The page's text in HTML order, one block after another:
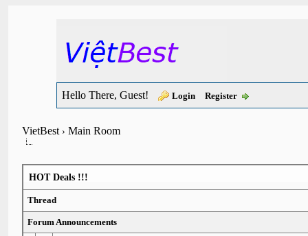
Hello There, Guest! Login Register
VietBest›Main Room
HOT Deals !!!
Thread
Forum Announcements